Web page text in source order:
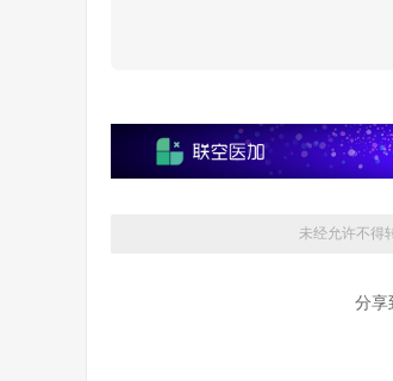
未经允许不得
分享